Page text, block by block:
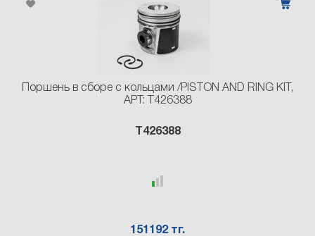
Поршень в сборе с кольцами /PISTON AND RING KIT,
АРТ: T426388
T426388
151192 тг.